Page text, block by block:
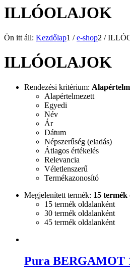
ILLÓOLAJOK
Ön itt áll: Kezdőlap1 / e-shop2 /
ILLÓOLAJOK
Rendezési kritérium:
Alapértelmezett
Egyedi
Név
Ár
Dátum
Népszerűség (eladás)
Átlagos értékelés
Relevancia
Véletlenszerű
Termékazonosító
Megjelenített termék: 15
15 termék oldalanként
30 termék oldalanként
45 termék oldalanként
Pura BERGAMOT